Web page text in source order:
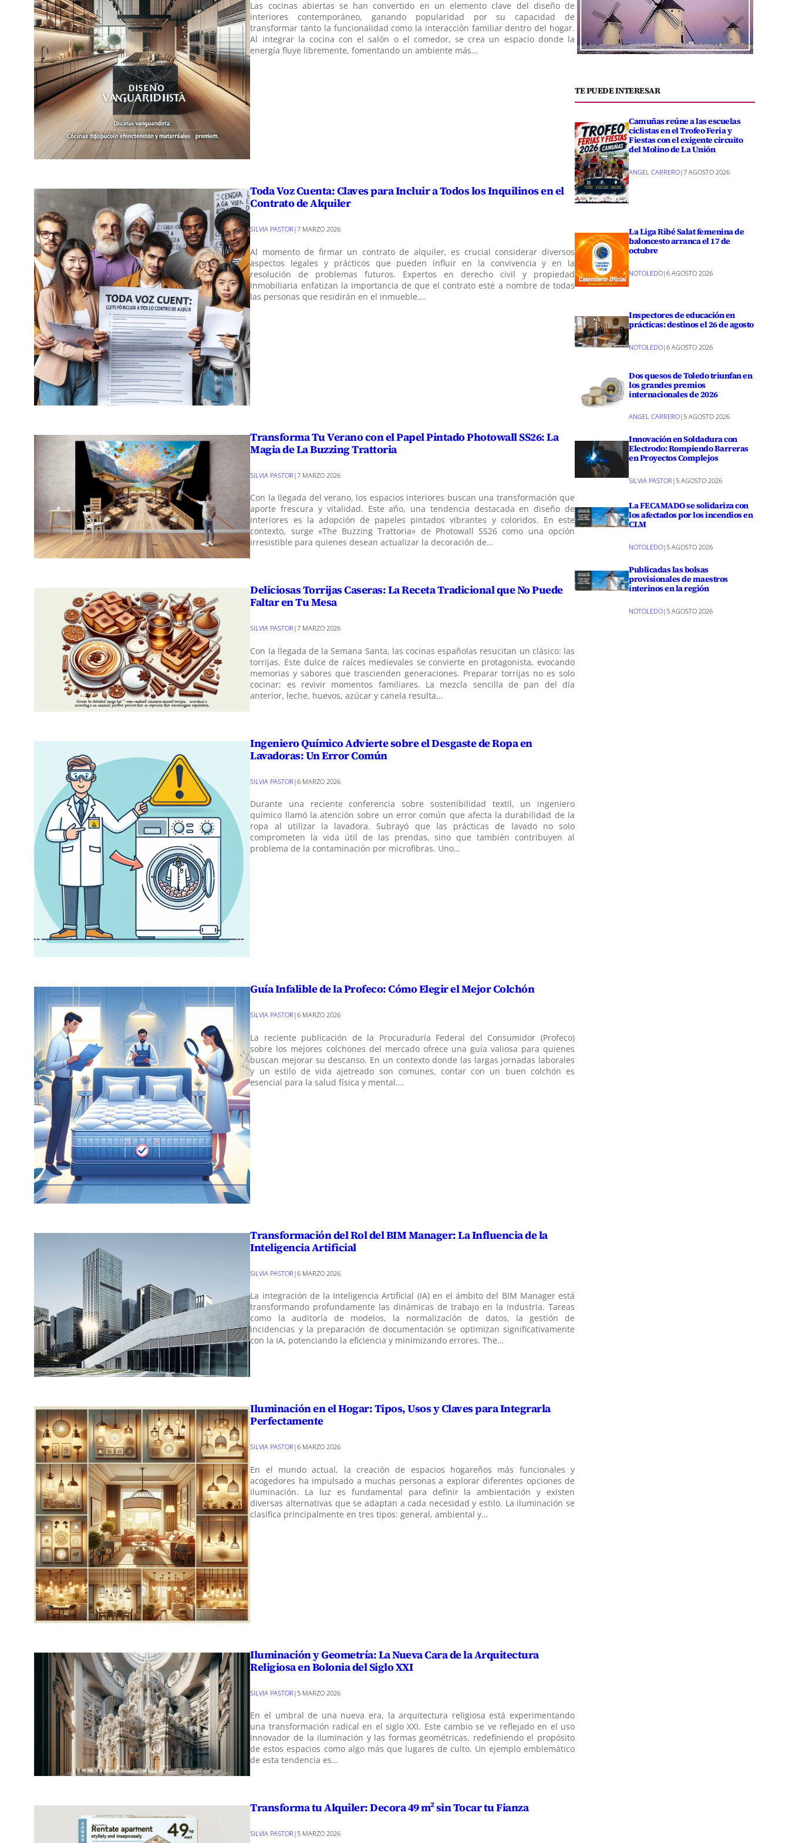
Las cocinas abiertas se han convertido en un elemento clave del diseño de
interiores contemporáneo, ganando popularidad por su capacidad de
transformar tanto la funcionalidad como la interacción familiar dentro del hogar.
Al integrar la cocina con el salón o el comedor, se crea un espacio donde la
energía fluye libremente, fomentando un ambiente más…
Toda Voz Cuenta: Claves para Incluir a Todos los Inquilinos en el
Contrato de Alquiler
SILVIA PASTOR |7 MARZO 2026
Al momento de firmar un contrato de alquiler, es crucial considerar diversos
aspectos legales y prácticos que pueden influir en la convivencia y en la
resolución de problemas futuros. Expertos en derecho civil y propiedad
inmobiliaria enfatizan la importancia de que el contrato esté a nombre de todas
las personas que residirán en el inmueble.…
Transforma Tu Verano con el Papel Pintado Photowall SS26: La
Magia de La Buzzing Trattoria
SILVIA PASTOR |7 MARZO 2026
Con la llegada del verano, los espacios interiores buscan una transformación que
aporte frescura y vitalidad. Este año, una tendencia destacada en diseño de
interiores es la adopción de papeles pintados vibrantes y coloridos. En este
contexto, surge «The Buzzing Trattoria» de Photowall SS26 como una opción
irresistible para quienes desean actualizar la decoración de…
Deliciosas Torrijas Caseras: La Receta Tradicional que No Puede
Faltar en Tu Mesa
SILVIA PASTOR |7 MARZO 2026
Con la llegada de la Semana Santa, las cocinas españolas resucitan un clásico: las
torrijas. Este dulce de raíces medievales se convierte en protagonista, evocando
memorias y sabores que trascienden generaciones. Preparar torrijas no es solo
cocinar; es revivir momentos familiares. La mezcla sencilla de pan del día
anterior, leche, huevos, azúcar y canela resulta…
Ingeniero Químico Advierte sobre el Desgaste de Ropa en
Lavadoras: Un Error Común
SILVIA PASTOR |6 MARZO 2026
Durante una reciente conferencia sobre sostenibilidad textil, un ingeniero
químico llamó la atención sobre un error común que afecta la durabilidad de la
ropa al utilizar la lavadora. Subrayó que las prácticas de lavado no solo
comprometen la vida útil de las prendas, sino que también contribuyen al
problema de la contaminación por microfibras. Uno…
Guía Infalible de la Profeco: Cómo Elegir el Mejor Colchón
SILVIA PASTOR |6 MARZO 2026
La reciente publicación de la Procuraduría Federal del Consumidor (Profeco)
sobre los mejores colchones del mercado ofrece una guía valiosa para quienes
buscan mejorar su descanso. En un contexto donde las largas jornadas laborales
y un estilo de vida ajetreado son comunes, contar con un buen colchón es
esencial para la salud física y mental.…
Transformación del Rol del BIM Manager: La Influencia de la
Inteligencia Artificial
SILVIA PASTOR |6 MARZO 2026
La integración de la Inteligencia Artificial (IA) en el ámbito del BIM Manager está
transformando profundamente las dinámicas de trabajo en la industria. Tareas
como la auditoría de modelos, la normalización de datos, la gestión de
incidencias y la preparación de documentación se optimizan significativamente
con la IA, potenciando la eficiencia y minimizando errores. The…
Iluminación en el Hogar: Tipos, Usos y Claves para Integrarla
Perfectamente
SILVIA PASTOR |6 MARZO 2026
En el mundo actual, la creación de espacios hogareños más funcionales y
acogedores ha impulsado a muchas personas a explorar diferentes opciones de
iluminación. La luz es fundamental para definir la ambientación y existen
diversas alternativas que se adaptan a cada necesidad y estilo. La iluminación se
clasifica principalmente en tres tipos: general, ambiental y…
Iluminación y Geometría: La Nueva Cara de la Arquitectura
Religiosa en Bolonia del Siglo XXI
SILVIA PASTOR | 5 MARZO 2026
En el umbral de una nueva era, la arquitectura religiosa está experimentando
una transformación radical en el siglo XXI. Este cambio se ve reflejado en el uso
innovador de la iluminación y las formas geométricas, redefiniendo el propósito
de estos espacios como algo más que lugares de culto. Un ejemplo emblemático
de esta tendencia es…
Transforma tu Alquiler: Decora 49 m² sin Tocar tu Fianza
SILVIA PASTOR |5 MARZO 2026
TE PUEDE INTERESAR
Camuñas reúne a las escuelas
ciclistas en el Trofeo Feria y
Fiestas con el exigente circuito
del Molino de La Unión
ANGEL CARRERO|7 AGOSTO 2026
La Liga Ribé Salat femenina de
baloncesto arranca el 17 de
octubre
NOTOLEDO|6 AGOSTO 2026
Inspectores de educación en
prácticas: destinos el 26 de agosto
NOTOLEDO|6 AGOSTO 2026
Dos quesos de Toledo triunfan en
los grandes premios
internacionales de 2026
ANGEL CARRERO|5 AGOSTO 2026
Innovación en Soldadura con
Electrodo: Rompiendo Barreras
en Proyectos Complejos
SILVIA PASTOR | 5 AGOSTO 2026
La FECAMADO se solidariza con
los afectados por los incendios en
CLM
NOTOLEDO|5 AGOSTO 2026
Publicadas las bolsas
provisionales de maestros
interinos en la región
NOTOLEDO| 5 AGOSTO 2026